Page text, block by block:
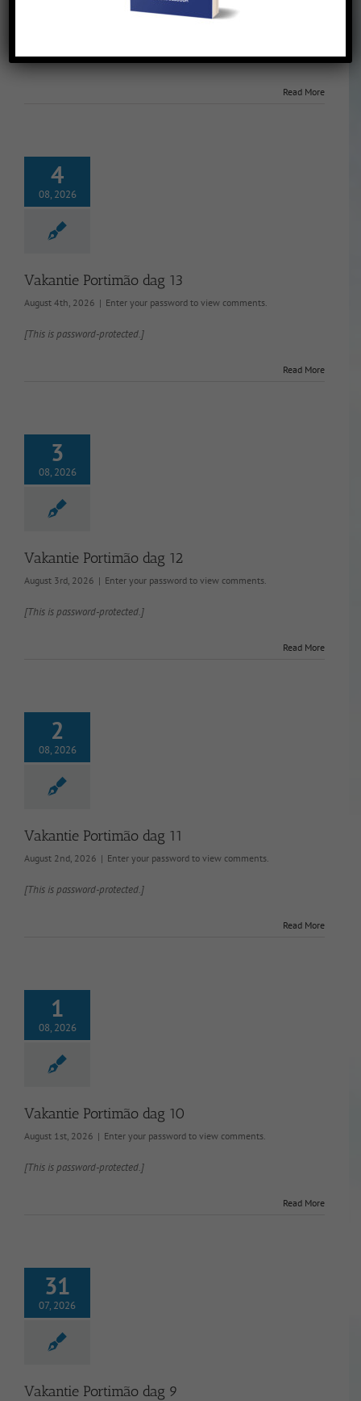
[This is password-protected.]
Read More
4
08, 2026
Vakantie Portimão dag 13
August 4th, 2026 | Enter your password to view comments.
[This is password-protected.]
Read More
3
08, 2026
Vakantie Portimão dag 12
August 3rd, 2026 | Enter your password to view comments.
[This is password-protected.]
Read More
2
08, 2026
Vakantie Portimão dag 11
August 2nd, 2026 | Enter your password to view comments.
[This is password-protected.]
Read More
1
08, 2026
Vakantie Portimão dag 10
August 1st, 2026 | Enter your password to view comments.
[This is password-protected.]
Read More
31
07, 2026
Vakantie Portimão dag 9